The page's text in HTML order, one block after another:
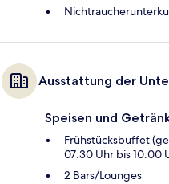
Ausstattung der
Speisen und
Frühstücksbuffet
07:30 Uhr bis 10:00
2 Bars/Lounges